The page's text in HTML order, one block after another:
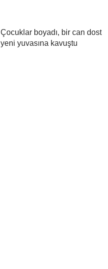
Çocuklar boyadı, bir can dost
yeni yuvasına kavuştu